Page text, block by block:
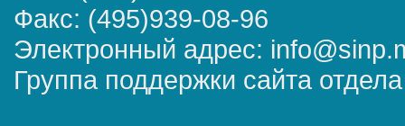
Факс: (495)939-08-96
Электронный адрес:
Группа поддержки сайта